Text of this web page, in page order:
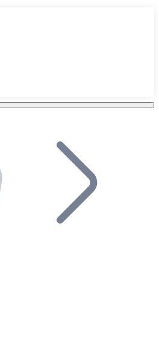
en tu plataforma.
en tu negocio y permite que
en tu ecosistema.
distribuidores.
nuestro ecosistema.